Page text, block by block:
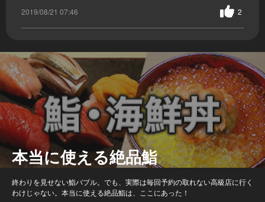
2019/08/21 07:46 2
本当に使える絶品鮨
終わりを見せない鮨バブル。でも、実際は毎回予約の取れない高級店に行く
わけじゃない。本当に使える絶品鮨は、ここにあった！